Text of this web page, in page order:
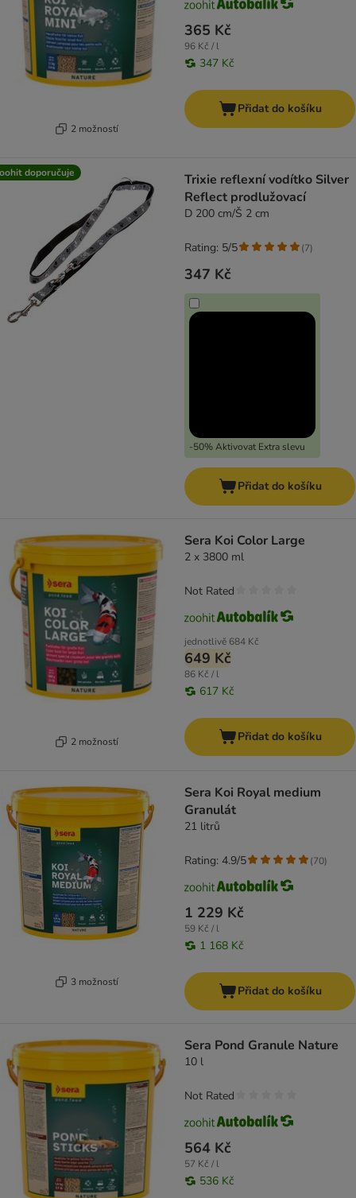
2 možností
365 Kč
96 Kč / l
347 Kč
Přidat do košíku
doporučuje
Trixie reflexní vodítko Silver
Reflect prodlužovací
D 200 cm/Š 2 cm
347 Kč
-50% Aktivovat Extra slevu
Rating: 5/5 (7)
Přidat do košíku
2 možností
Sera Koi Color Large
2 x 3800 ml
jednotlivě 684 Kč
649 Kč
86 Kč / l
617 Kč
Not Rated
Přidat do košíku
3 možností
Sera Koi Royal medium
Granulát
21 litrů
1 229 Kč
59 Kč / l
1 168 Kč
Rating: 4.9/5 (70)
Přidat do košíku
Sera Pond Granule Nature
10 l
564 Kč
57 Kč / l
536 Kč
Not Rated